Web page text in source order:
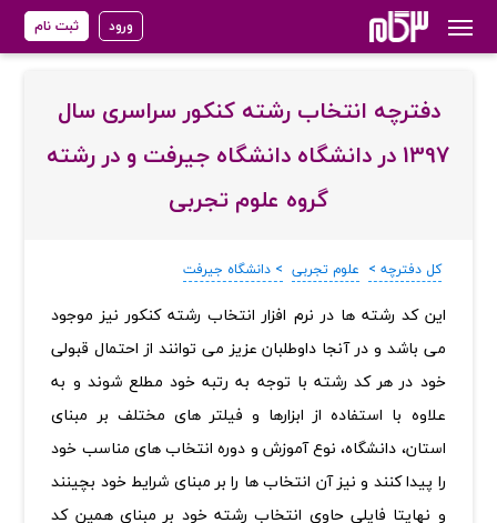
ورود ثبت نام
دفترچه انتخاب رشته کنکور سراسری سال
1397 در دانشگاه دانشگاه جیرفت و در رشته
گروه علوم تجربی
کل دفترچه > علوم تجربی > دانشگاه جیرفت
‏این کد رشته ها در نرم افزار انتخاب رشته کنکور نیز موجود
می باشد و در آنجا داوطلبان عزیز می توانند از احتمال قبولی
خود در هر کد رشته با توجه به رتبه خود مطلع شوند و به
علاوه با استفاده از ابزارها و فیلتر های مختلف بر مبنای
استان، دانشگاه، نوع آموزش و دوره انتخاب های مناسب خود
را پیدا کنند و نیز آن انتخاب ها را بر مبنای شرایط خود بچینند
و نهایتا فایلی حاوی انتخاب رشته خود بر مبنای همین کد